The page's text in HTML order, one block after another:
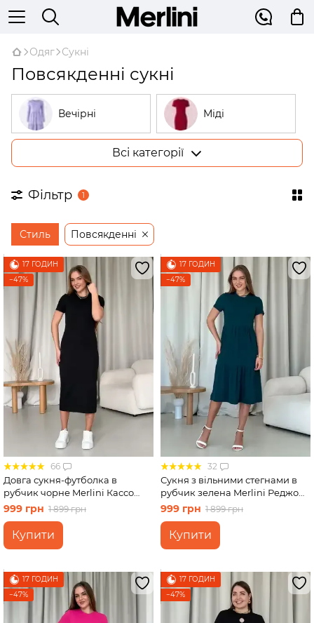
Одяг Сукні
Повсякденні сукні
Вечірні Міді
Великі розміри
На запах
Бежеві
Сукні-трапеції
Всі категорії
Фільтр 1
Стиль Повсякденні
17 ГОДИН
−47%
66
Довга сукня-футболка в
рубчик чорне Merlini Кассо
700000121 розмір 46-48 (L-XL)
999 грн 1 899 грн
Купити
17 ГОДИН
−47%
32
Сукня з вільними стегнами в
рубчик зелена Merlini Реджо
700001585 розмір S-M
999 грн 1 899 грн
Купити
17 ГОДИН
−47%
17 ГОДИН
−47%